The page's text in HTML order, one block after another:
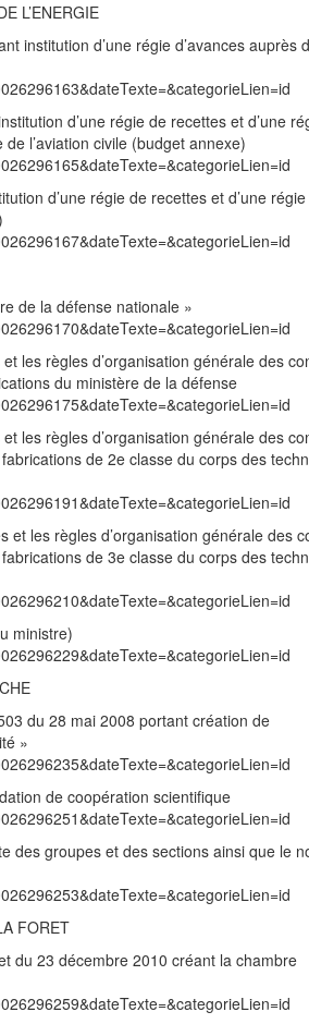
L’ENERGIE
institution d’une régie d’avances auprès
d’une régie de recettes et d’une
l’aviation civile (budget annexe)
d’une régie de recettes et d’une régie
de la défense nationale »
les règles d’organisation générale des
du ministère de la défense
les règles d’organisation générale des
de 2e classe du corps des
les règles d’organisation générale des
de 3e classe du corps des
ministre)
du 28 mai 2008 portant création de
»
de coopération scientifique
des groupes et des sections ainsi que le
FORET
du 23 décembre 2010 créant la chambre